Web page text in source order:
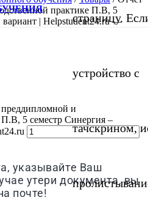
страницу.
устройство с
тачскрином,
практике П.В, 5
| Helpstudent24.ru —
преддипломной и
5 семестр Синергия –
указывайте Ваш
утери документа, вы
почте!